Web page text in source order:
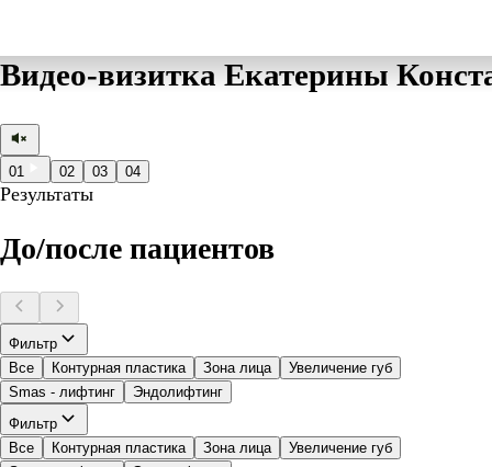
Видео-визитка Екатерины
01 02 03 04
Результаты
До/после пациентов
Фильтр
Все
Контурная пластика Зона лица
Увеличение губ
Smas - лифтинг
Эндолифтинг
Фильтр
Все
Контурная пластика Зона лица
Увеличение губ